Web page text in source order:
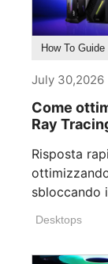
How To Guide
July 30,2026
Come
Ray
Risposta
sbloccando
Desktops